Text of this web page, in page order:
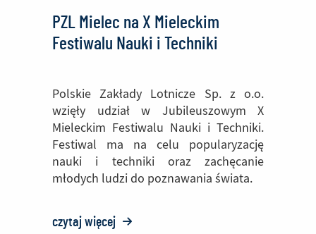
PZL Mielec na X Mieleckim
Festiwalu Nauki i Techniki
Polskie Zakłady Lotnicze Sp. z o.o.
wzięły udział w Jubileuszowym X
Mieleckim Festiwalu Nauki i Techniki.
Festiwal ma na celu popularyzację
nauki i techniki oraz zachęcanie
młodych ludzi do poznawania świata.
czytaj więcej o: